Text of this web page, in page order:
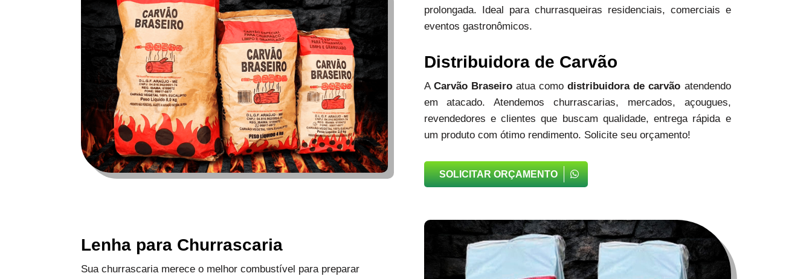
prolongada. Ideal para churrasqueiras residenciais, comerciais e
eventos gastronômicos.
Distribuidora de Carvão
A Carvão Braseiroatua comodistribuidora de carvão atendendo
em atacado. Atendemos churrascarias, mercados, açougues,
revendedores e clientes que buscam qualidade, entrega rápida e
um produto com ótimo rendimento. Solicite seu orçamento!
SOLICITAR ORÇAMENTO
Lenha para Churrascaria
Sua churrascaria merece o melhor combustível para preparar